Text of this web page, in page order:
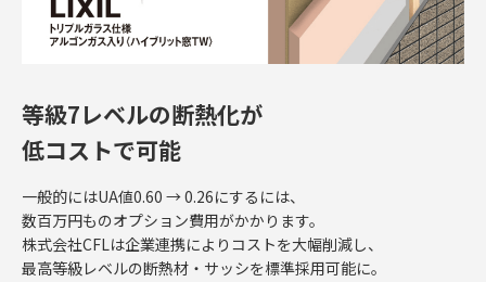
等級7レベルの断熱化が
低コストで可能
一般的にはUA値0.60 → 0.26にするには、
数百万円ものオプション費用がかかります。
株式会社CFLは企業連携によりコストを大幅削減し、
最高等級レベルの断熱材・サッシを標準採用可能に。